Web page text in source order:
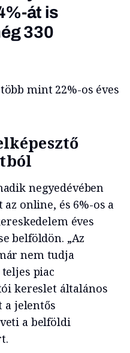
át is
330
mint 22%-os éves
negyedévében
az online, és 6%-os a
éves
belföldön. „Az
nem tudja
piac
kereslet általános
a jelentős
a belföldi